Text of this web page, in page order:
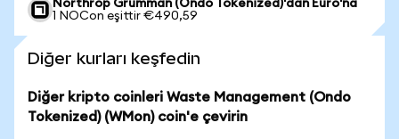
Northrop Grumman (Ondo Tokenized)'dan Euro'na
1 NOCon eşittir €490,59
Diğer kurları keşfedin
Diğer kripto coinleri Waste Management (Ondo
Tokenized) (WMon) coin'e çevirin